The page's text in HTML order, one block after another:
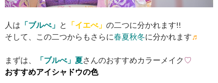
人は 「ブルべ」 と 「イエべ」 の二つに分かれます!!
そして、この二つからもさらに春夏秋冬に分かれます♬
まずは、 「ブルべ」夏さんのおすすめカラーメイク ♡
おすすめアイシャドウの色